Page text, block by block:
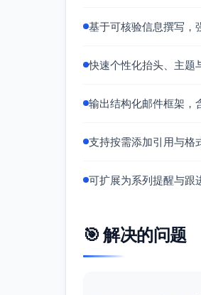
基于可核验信息撰写，
快速个性化抬头、主题
输出结构化邮件框架，
支持按需添加引用与格
可扩展为系列提醒与跟
🎯 解决的问题